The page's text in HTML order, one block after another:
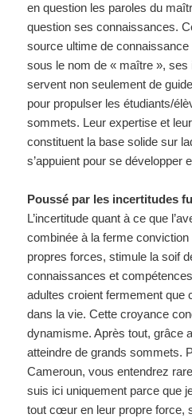
en question les paroles du
question ses connaissances.
source ultime de
sous le nom de « maître », ses
servent non seulement de
pour propulser les étudiants/
sommets. Leur expertise et
constituent la base solide sur
s’appuient pour se développer
Poussé par les incertitudes
L’incertitude quant à ce que
combinée à la ferme conviction
propres forces, stimule la soif
connaissances et
adultes croient fermement que
dans la vie. Cette croyance
dynamisme. Après tout, grâce
atteindre de grands sommets.
Cameroun, vous entendrez
suis ici uniquement parce que
tout cœur en leur propre force,